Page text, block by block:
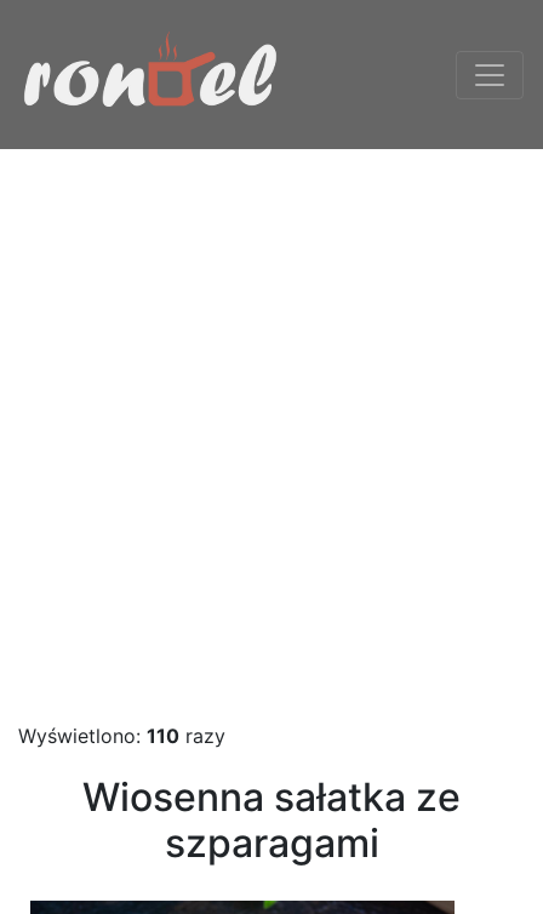
Wyświetlono: 110 razy
Wiosenna sałatka ze
szparagami